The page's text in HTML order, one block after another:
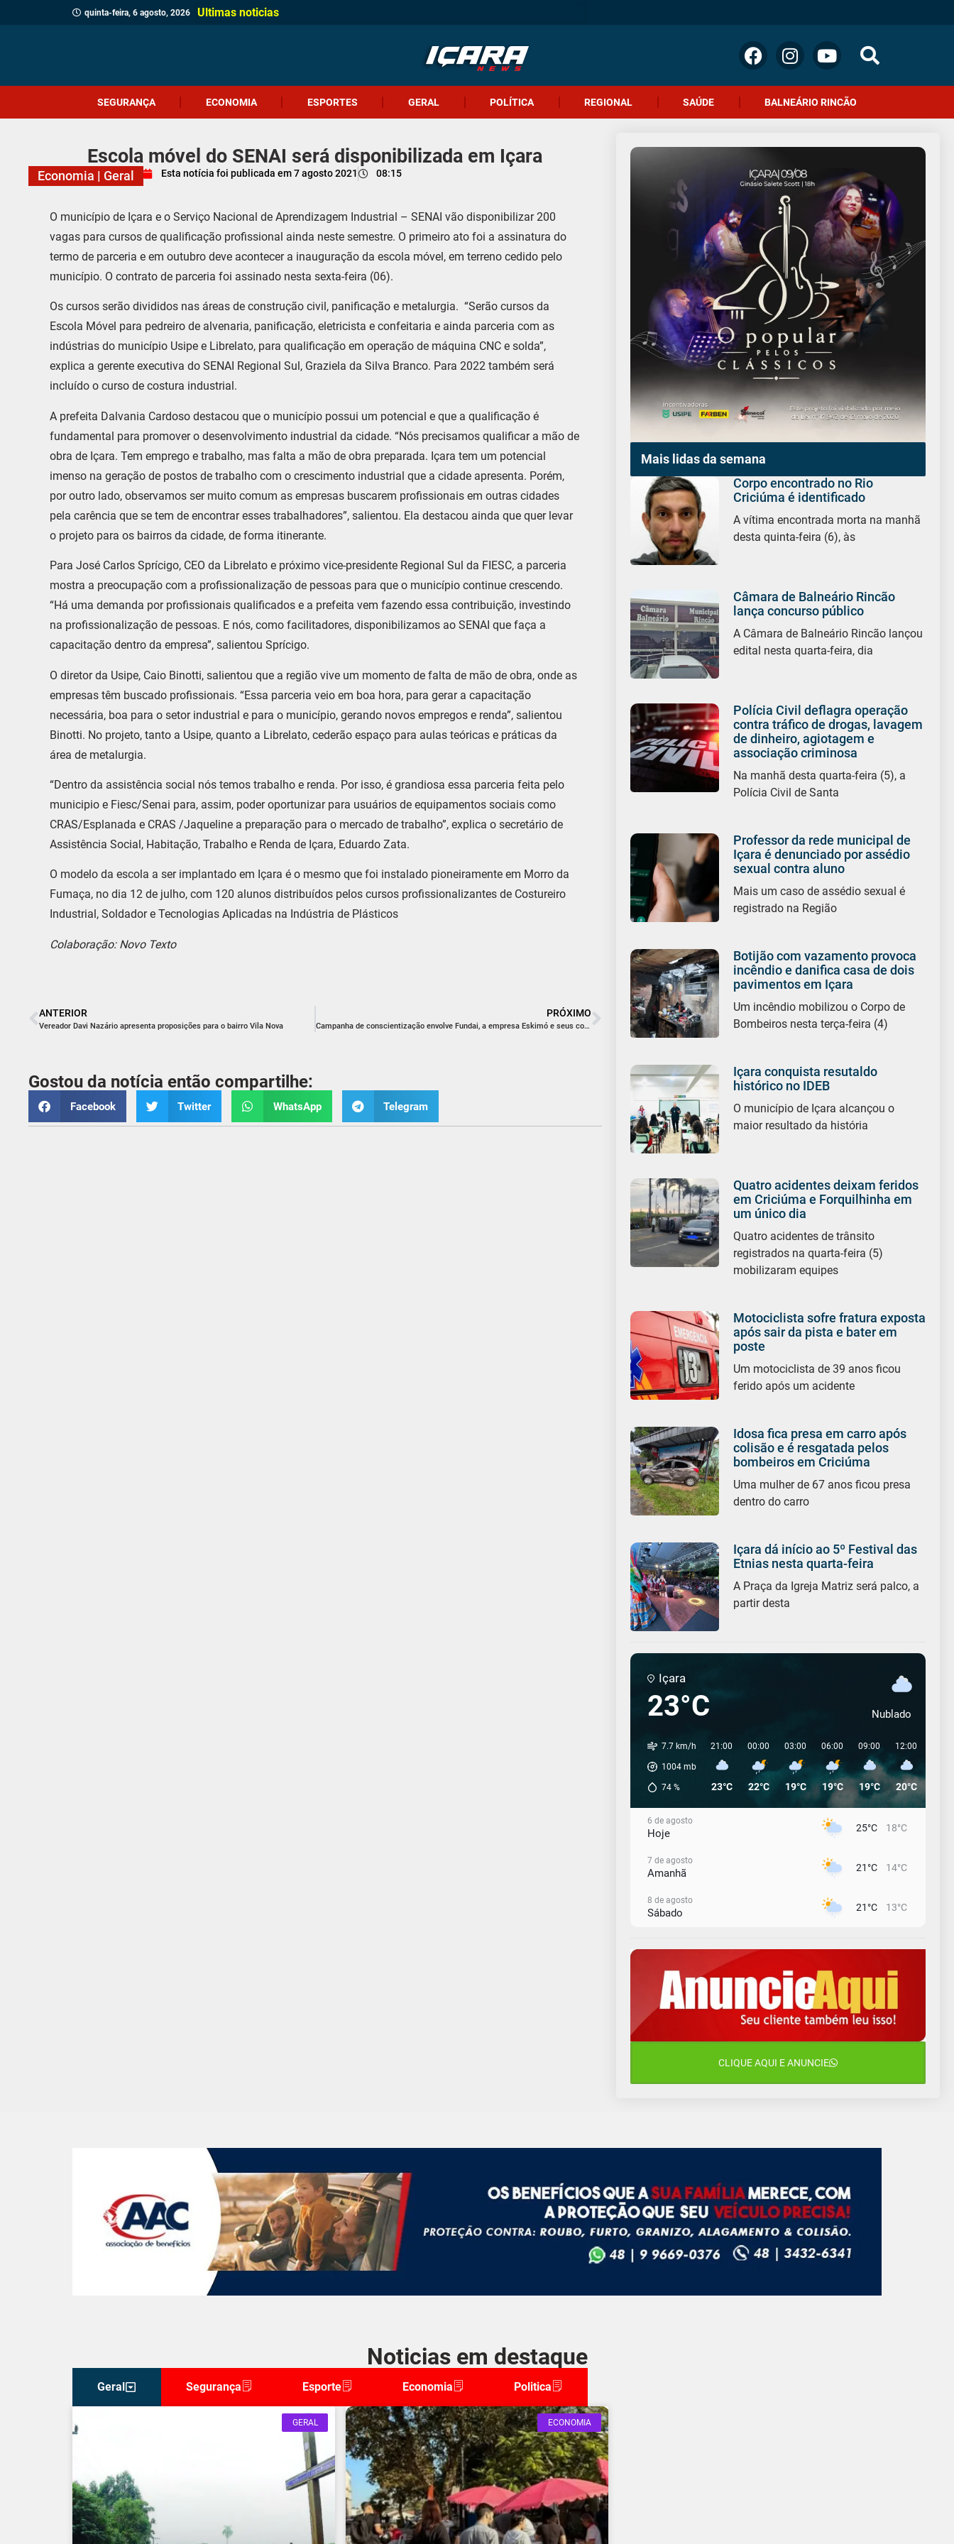
quinta-feira, 6 agosto, 2026 Ultimas noticias
SEGURANÇA ECONOMIA ESPORTES GERAL POLÍTICA REGIONAL SAÚDE BALNEÁRIO RINCÃO
Escola móvel do SENAI será disponibilizada em Içara
Economia | Geral Esta notícia foi publicada em 7 agosto 2021 08:15
O município de Içara e o Serviço Nacional de Aprendizagem Industrial – SENAI vão disponibilizar 200
vagas para cursos de qualificação profissional ainda neste semestre. O primeiro ato foi a assinatura do
termo de parceria e em outubro deve acontecer a inauguração da escola móvel, em terreno cedido pelo
município. O contrato de parceria foi assinado nesta sexta-feira (06).
Os cursos serão divididos nas áreas de construção civil, panificação e metalurgia. “Serão cursos da
Escola Móvel para pedreiro de alvenaria, panificação, eletricista e confeitaria e ainda parceria com as
indústrias do município Usipe e Librelato, para qualificação em operação de máquina CNC e solda”,
explica a gerente executiva do SENAI Regional Sul, Graziela da Silva Branco. Para 2022 também será
incluído o curso de costura industrial.
A prefeita Dalvania Cardoso destacou que o município possui um potencial e que a qualificação é
fundamental para promover o desenvolvimento industrial da cidade. “Nós precisamos qualificar a mão de
obra de Içara. Tem emprego e trabalho, mas falta a mão de obra preparada. Içara tem um potencial
imenso na geração de postos de trabalho com o crescimento industrial que a cidade apresenta. Porém,
por outro lado, observamos ser muito comum as empresas buscarem profissionais em outras cidades
pela carência que se tem de encontrar esses trabalhadores”, salientou. Ela destacou ainda que quer levar
o projeto para os bairros da cidade, de forma itinerante.
Para José Carlos Sprícigo, CEO da Librelato e próximo vice-presidente Regional Sul da FIESC, a parceria
mostra a preocupação com a profissionalização de pessoas para que o município continue crescendo.
“Há uma demanda por profissionais qualificados e a prefeita vem fazendo essa contribuição, investindo
na profissionalização de pessoas. E nós, como facilitadores, disponibilizamos ao SENAI que faça a
capacitação dentro da empresa”, salientou Sprícigo.
O diretor da Usipe, Caio Binotti, salientou que a região vive um momento de falta de mão de obra, onde as
empresas têm buscado profissionais. “Essa parceria veio em boa hora, para gerar a capacitação
necessária, boa para o setor industrial e para o município, gerando novos empregos e renda”, salientou
Binotti. No projeto, tanto a Usipe, quanto a Librelato, cederão espaço para aulas teóricas e práticas da
área de metalurgia.
“Dentro da assistência social nós temos trabalho e renda. Por isso, é grandiosa essa parceria feita pelo
municipio e Fiesc/Senai para, assim, poder oportunizar para usuários de equipamentos sociais como
CRAS/Esplanada e CRAS /Jaqueline a preparação para o mercado de trabalho”, explica o secretário de
Assistência Social, Habitação, Trabalho e Renda de Içara, Eduardo Zata.
O modelo da escola a ser implantado em Içara é o mesmo que foi instalado pioneiramente em Morro da
Fumaça, no dia 12 de julho, com 120 alunos distribuídos pelos cursos profissionalizantes de Costureiro
Industrial, Soldador e Tecnologias Aplicadas na Indústria de Plásticos
Colaboração: Novo Texto
ANTERIOR
Vereador Davi Nazário apresenta proposições para o bairro Vila Nova
PRÓXIMO
Campanha de conscientização envolve Fundai, a empresa Eskimó e seus colaboradores
Gostou da notícia então compartilhe:
Facebook Twitter WhatsApp Telegram
Mais lidas da semana
Corpo encontrado no Rio
Criciúma é identificado
A vítima encontrada morta na manhã
desta quinta-feira (6), às
Câmara de Balneário Rincão
lança concurso público
A Câmara de Balneário Rincão lançou
edital nesta quarta-feira, dia
Polícia Civil deflagra operação
contra tráfico de drogas, lavagem
de dinheiro, agiotagem e
associação criminosa
Na manhã desta quarta-feira (5), a
Polícia Civil de Santa
Professor da rede municipal de
Içara é denunciado por assédio
sexual contra aluno
Mais um caso de assédio sexual é
registrado na Região
Botijão com vazamento provoca
incêndio e danifica casa de dois
pavimentos em Içara
Um incêndio mobilizou o Corpo de
Bombeiros nesta terça-feira (4)
Içara conquista resutaldo
histórico no IDEB
O município de Içara alcançou o
maior resultado da história
Quatro acidentes deixam feridos
em Criciúma e Forquilhinha em
um único dia
Quatro acidentes de trânsito
registrados na quarta-feira (5)
mobilizaram equipes
Motociclista sofre fratura exposta
após sair da pista e bater em
poste
Um motociclista de 39 anos ficou
ferido após um acidente
Idosa fica presa em carro após
colisão e é resgatada pelos
bombeiros em Criciúma
Uma mulher de 67 anos ficou presa
dentro do carro
Içara dá início ao 5º Festival das
Etnias nesta quarta-feira
A Praça da Igreja Matriz será palco, a
partir desta
Içara
23°C Nublado
7.7 km/h
1004mb
74%
21:00
23°C
00:00
22°C
03:00
19°C
06:00
19°C
09:00
19°C
12:00
20°C
6 de agosto
Hoje 25°C 18°C
7 de agosto
Amanhã 21°C 14°C
8 de agosto
Sábado 21°C 13°C
Domingo 16°C 13°C
10 de agosto
Segunda-Feira
11 de agosto
15°C 10°C
CLIQUE AQUI E ANUNCIE
Noticias em destaque
Geral Segurança Esporte Economia Politica
GERAL ECONOMIA